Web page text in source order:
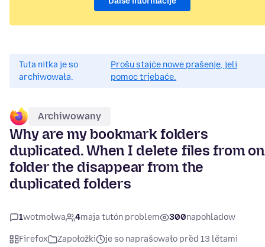
Tuta nitka je so
archiwowała.
Prošu stajće nowe prašenje, jeli
pomoc trjebaće.
Archiwowany
Why are my bookmark folders
duplicated. When I delete files from
folder the disappear from the
duplicated folders
1wotmołwa 4maja tutón problem 300napohladow
Firefox Zapołožki
je so naprašowało před 13 lětami